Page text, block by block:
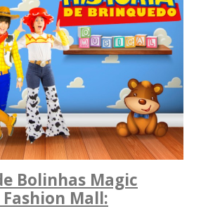
Bolinhas Magic
Fashion Mall: